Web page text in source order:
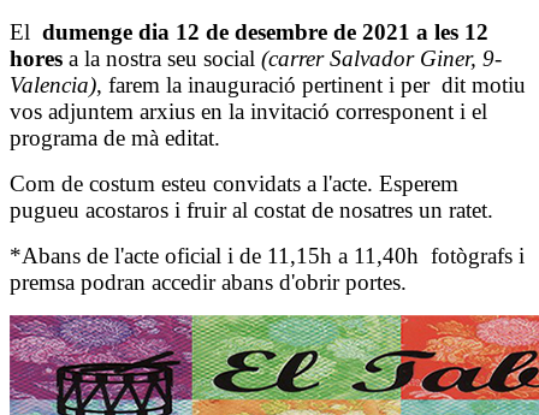
El dumenge dia 12 de desembre de 2021 a les 12
hores a la nostra seu social (carrer Salvador Giner, 9-
Valencia), farem la inauguració pertinent i per dit motiu
vos adjuntem arxius en la invitació corresponent i el
programa de mà editat.
Com de costum esteu convidats a l'acte. Esperem
pugueu acostaros i fruir al costat de nosatres un ratet.
*Abans de l'acte oficial i de 11,15h a 11,40h fotògrafs i
premsa podran accedir abans d'obrir portes.